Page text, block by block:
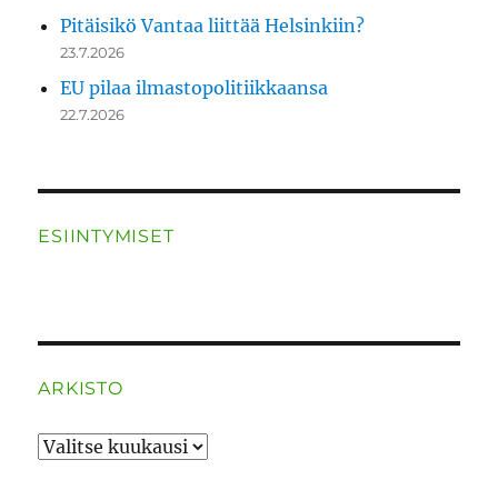
Pitäisikö Vantaa liittää Helsinkiin?
23.7.2026
EU pilaa ilmastopolitiikkaansa
22.7.2026
ESIINTYMISET
ARKISTO
ARKISTO